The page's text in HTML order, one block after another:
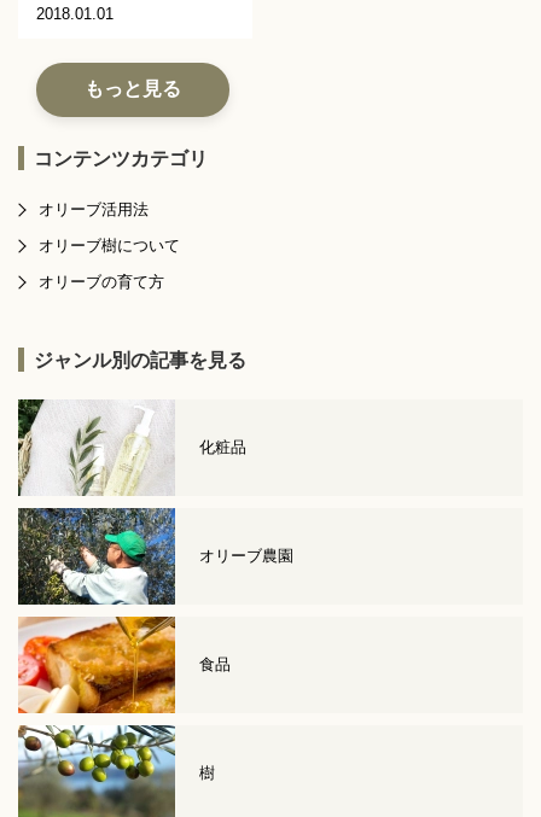
2018.01.01
もっと見る
コンテンツカテゴリ
オリーブ活用法
オリーブ樹について
オリーブの育て方
ジャンル別の記事を見る
化粧品
オリーブ農園
食品
樹